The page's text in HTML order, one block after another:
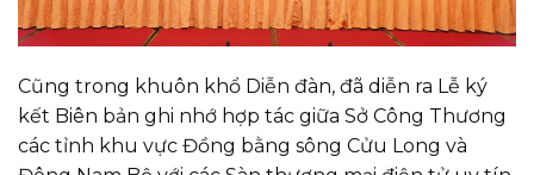
Cũng trong khuôn khổ Diễn đàn, đã diễn ra Lễ ký
kết Biên bản ghi nhớ hợp tác giữa Sở Công Thương
các tỉnh khu vực Đồng bằng sông Cửu Long và